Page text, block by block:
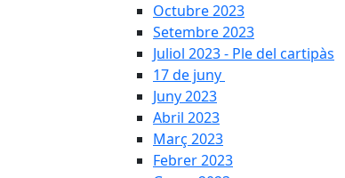
Octubre 2023
Setembre 2023
Juliol 2023 - Ple del cartipàs
17 de juny
Juny 2023
Abril 2023
Març 2023
Febrer 2023